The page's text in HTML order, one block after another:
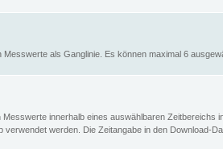
Messwerte als Ganglinie. Es können maximal 6
Messwerte innerhalb eines auswählbaren Zeitbereichs
werden. Die Zeitangabe in den Download-